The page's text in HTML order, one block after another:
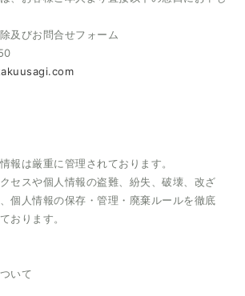
及びお問合せフォーム
報は厳重に管理されております。
セスや個人情報の盗難、紛失、破壊、改ざ
個人情報の保存・管理・廃棄ルールを徹底
おります。
いて